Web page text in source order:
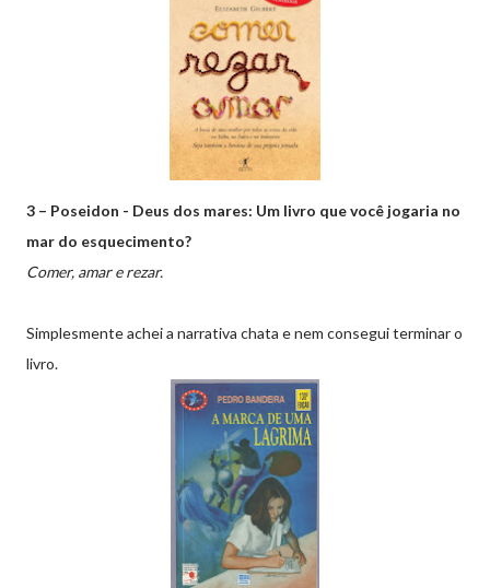
3 – Poseidon - Deus dos mares: Um livro que você jogaria no
mar do esquecimento?
Comer, amar e rezar.
Simplesmente achei a narrativa chata e nem consegui terminar o
livro.